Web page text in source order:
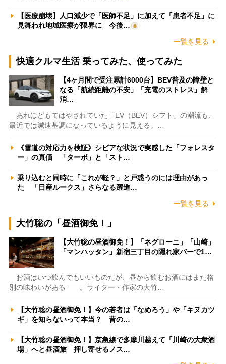
【医療崩壊】人口減少で「医師不足」に加えて「患者不足」に
見舞われ地域医療が限界に 今後…
一覧を見る
快適クルマ生活 乗ってみた、使ってみた
【4ヶ月間で受注累計6000台】BEV普及の障壁と
なる「航続距離の不安」「充電のストレス」解
消…
あれほどもてはやされていた「EV（BEV）シフト」の潮流も、
最近では減速基調になっているように見える。…
《雪道の対応力を検証》シビアな状況で実感した「フォレスタ
ー」の真価 「ターボ」と「スト…
乗り込むと同時に「これが軽？」と戸惑うのには理由があっ
た 「日産ルークス」さらなる躍進…
一覧を見る
大竹聡の「昼酒御免！」
【大竹聡の昼酒御免！】「ネグローニ」「山崎」
「マンハッタン」新宿三丁目の隠れ家バーで1…
お酒はいつ飲んでもいいものだが、昼から飲むお酒にはまた格
別の味わいがある――。ライター・作家の大竹…
【大竹聡の昼酒御免！】今の若者は「なめろう」や「キヌカツ
ギ」を知らないって本当？ 昔の…
【大竹聡の昼酒御免！】京急線で多摩川越えて「川崎の大衆酒
場」へと昼酒旅 押し寄せるノス…